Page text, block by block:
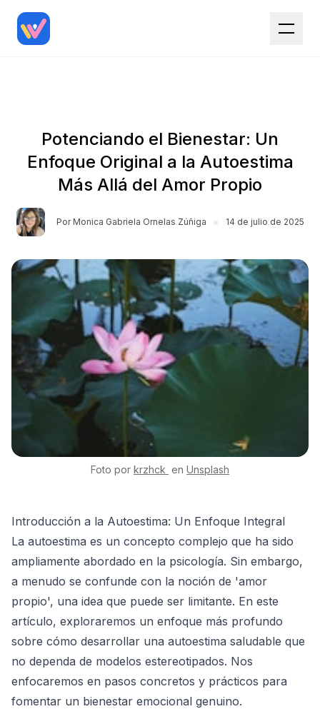
Potenciando el Bienestar: Un
Enfoque Original a la Autoestima
Más Allá del Amor Propio
Por Monica Gabriela Ornelas Zúñiga • 14 de julio de 2025
Foto por krzhck en Unsplash
Introducción a la Autoestima: Un Enfoque Integral
La autoestima es un concepto complejo que ha sido
ampliamente abordado en la psicología. Sin embargo,
a menudo se confunde con la noción de 'amor
propio', una idea que puede ser limitante. En este
artículo, exploraremos un enfoque más profundo
sobre cómo desarrollar una autoestima saludable que
no dependa de modelos estereotipados. Nos
enfocaremos en pasos concretos y prácticos para
fomentar un bienestar emocional genuino.